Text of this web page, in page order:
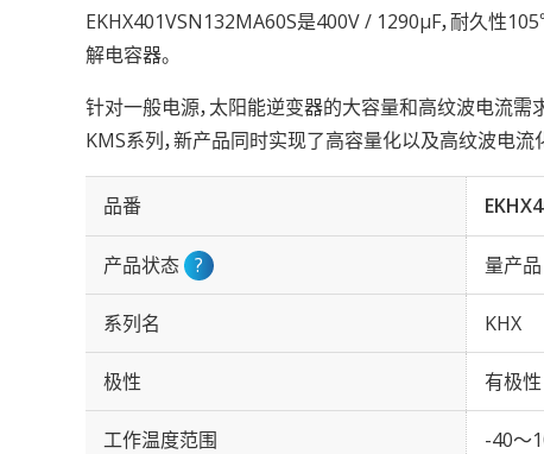
EKHX401VSN132MA60S是400V / 1290µF，耐久性
解电容器。
针对一般电源，太阳能逆变器的大容量和高纹波电流需
KMS系列，新产品同时实现了高容量化以及高纹波电流
品番
产品状态 ? 量产品
系列名 KHX
极性 有极性
工作温度范围 -40～